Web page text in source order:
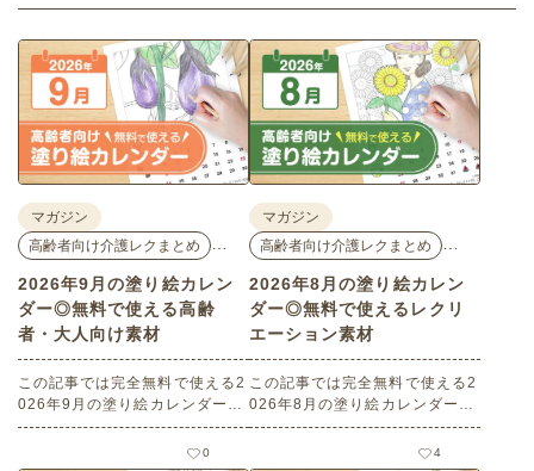
マガジン
高齢者向け介護レクまとめ
2026年9月の塗り絵カレン
ダー◎無料で使える高齢
者・大人向け素材
この記事では完全無料で使える2
026年9月の塗り絵カレンダーを
ご紹介します。人気で定番のお
花モチーフのイラストや秋の思
0
マガジン
高齢者向け介護レクまとめ
2026年8月の塗り絵カレン
ダー◎無料で使えるレクリ
エーション素材
この記事では完全無料で使える2
026年8月の塗り絵カレンダーを
ご紹介します。人気で定番のお
花モチーフのイラストや夏の思
4